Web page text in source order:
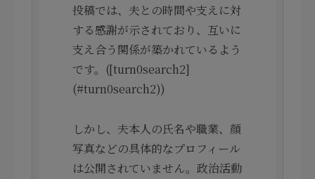
投稿では、夫との時間や支えに対
する感謝が示されており、互いに
支え合う関係が築かれているよう
です。([turn0search2]
(#turn0search2))
しかし、夫本人の氏名や職業、顔
写真などの具体的なプロフィール
は公開されていません。政治活動